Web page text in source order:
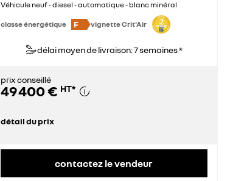
Véhicule neuf - diesel - automatique - blanc minéral
classe énergétique F vignette Crit'Air
délai moyen de livraison: 7 semaines *
prix conseillé
49 400 € HT*
détail du prix
contactez le vendeur